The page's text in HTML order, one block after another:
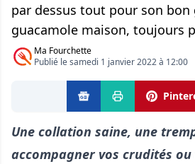
par dessus tout pour son bon
guacamole maison, toujours
Ma Fourchette
Publié le samedi 1 janvier 2022 à 12:00
Une collation saine, une
accompagner vos crudités